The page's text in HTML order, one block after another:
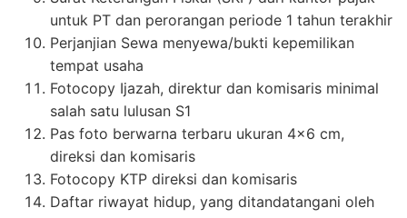
untuk PT dan perorangan periode 1 tahun terakhir
Perjanjian Sewa menyewa/bukti kepemilikan
tempat usaha
Fotocopy Ijazah, direktur dan komisaris minimal
salah satu lulusan S1
Pas foto berwarna terbaru ukuran 4×6 cm,
direksi dan komisaris
Fotocopy KTP direksi dan komisaris
Daftar riwayat hidup, yang ditandatangani oleh